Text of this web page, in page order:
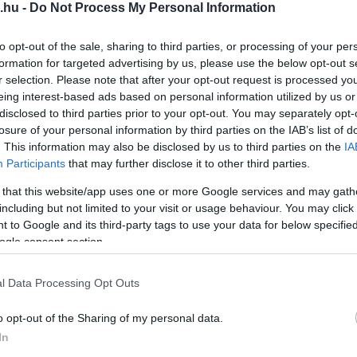
- Do Not Process My Personal Information
opt-out of the sale, sharing to third parties, or processing of your
for targeted advertising by us, please use the below opt-out
selection. Please note that after your opt-out request is processed
interest-based ads based on personal information utilized by us
to third parties prior to your opt-out. You may separately
of your personal information by third parties on the IAB’s list of
This information may also be disclosed by us to third parties on the
Participants that may further disclose it to other third parties.
that this website/app uses one or more Google services and may
but not limited to your visit or usage behaviour. You may
to Google and its third-party tags to use your data for below
consent section.
Data Processing Opt Outs
opt-out of the Sharing of my personal data.
minden korosztály igényeit
sütemények versenyét, az „igazi”
nevezők jóvoltából. Természetesen a
a megmérettetések sorában, valamint a
evő verseny. Mindemellett
laskát, borsodnádasdi molnárkalácsot és
A hagyományok felelevenítése
történik: a gyermekeket népi játszótér